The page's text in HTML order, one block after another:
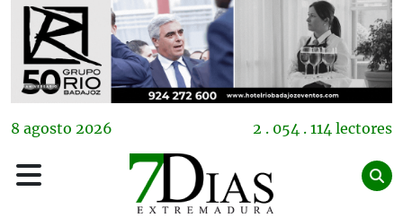
8 agosto 2026 2 . 054 . 114 lectores